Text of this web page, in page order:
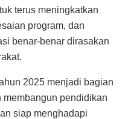
terus meningkatkan
program, dan
benar-benar dirasakan
2025 menjadi bagian
pendidikan
siap menghadapi